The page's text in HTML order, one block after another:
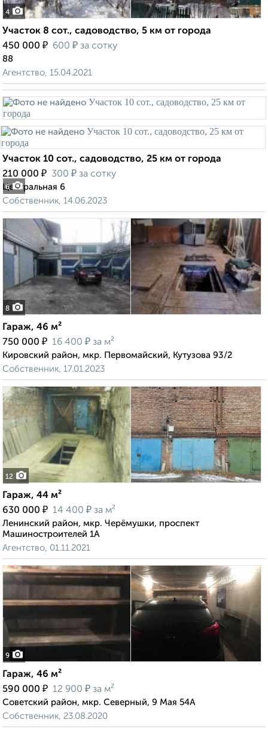
4
Участок 8 сот., садоводство, 5 км от города
450 000 ₽ 600 ₽ за сотку
88
Агентство, 15.04.2021
6
Участок 10 сот., садоводство, 25 км от города
210 000 ₽ 300 ₽ за сотку
Центральная 6
Собственник, 14.06.2023
8
Гараж, 46 м²
750 000 ₽ 16 400 ₽ за м²
Кировский район, мкр. Первомайский, Кутузова 93/2
Собственник, 17.01.2023
12
Гараж, 44 м²
630 000 ₽ 14 400 ₽ за м²
Ленинский район, мкр. Черёмушки, проспект
Машиностроителей 1А
Агентство, 01.11.2021
9
Гараж, 46 м²
590 000 ₽ 12 900 ₽ за м²
Советский район, мкр. Северный, 9 Мая 54А
Собственник, 23.08.2020